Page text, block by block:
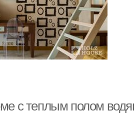
с теплым полом